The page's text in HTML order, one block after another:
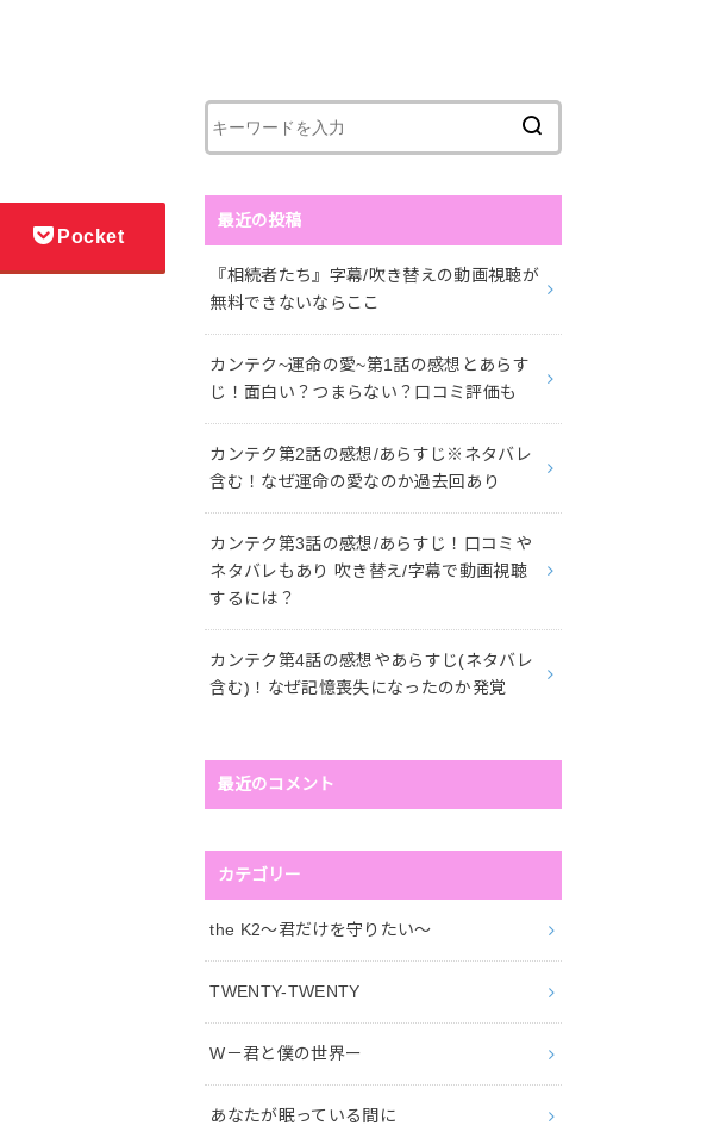
Pocket
最近の投稿
『相続者たち』字幕/吹き替えの動画視聴が
無料できないならここ
カンテク~運命の愛~第1話の感想とあらす
じ！面白い？つまらない？口コミ評価も
カンテク第2話の感想/あらすじ※ネタバレ
含む！なぜ運命の愛なのか過去回あり
カンテク第3話の感想/あらすじ！口コミや
ネタバレもあり 吹き替え/字幕で動画視聴
するには？
カンテク第4話の感想やあらすじ(ネタバレ
含む)！なぜ記憶喪失になったのか発覚
最近のコメント
カテゴリー
the K2～君だけを守りたい～
TWENTY-TWENTY
W－君と僕の世界ー
あなたが眠っている間に